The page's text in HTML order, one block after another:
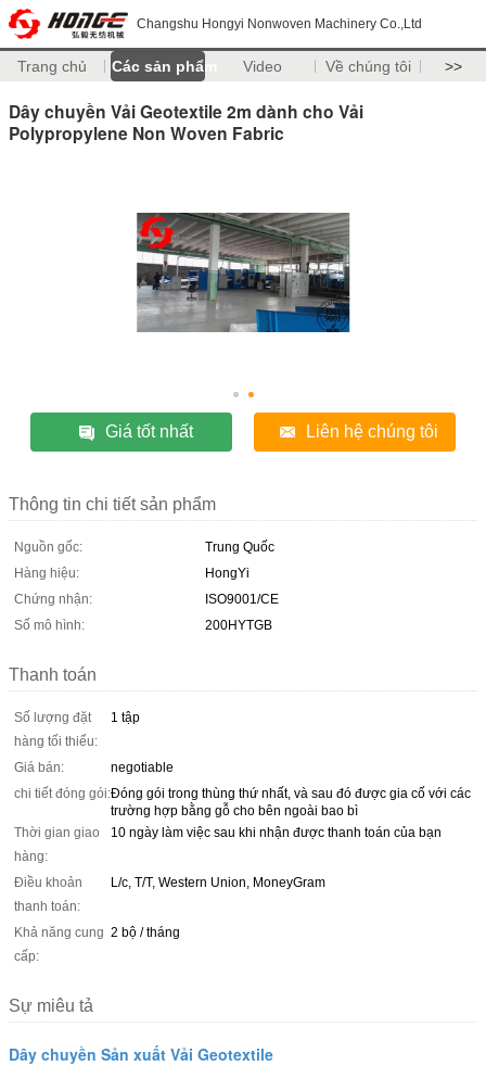
Changshu Hongyi Nonwoven Machinery Co.,Ltd
Trang chủ Các sản phẩm Video Về chúng tôi >>
Dây chuyền Vải Geotextile 2m dành cho Vải
Polypropylene Non Woven Fabric
Giá tốt nhất Liên hệ chúng tôi
Thông tin chi tiết sản phẩm
Nguồn gốc:
Trung Quốc
Hàng hiệu:
HongYi
Chứng nhận:
ISO9001/CE
Số mô hình:
200HYTGB
Thanh toán
Số lượng đặt
hàng tối thiểu:
1 tập
Giá bán:
negotiable
chi tiết đóng gói:Đóng gói trong thùng thứ nhất, và sau đó được gia cố với các
trường hợp bằng gỗ cho bên ngoài bao bì
Thời gian giao
hàng:
10 ngày làm việc sau khi nhận được thanh toán của bạn
Điều khoản
thanh toán:
L/c, T/T, Western Union, MoneyGram
Khả năng cung
cấp:
2 bộ / tháng
Sự miêu tả
Dây chuyền Sản xuất Vải Geotextile